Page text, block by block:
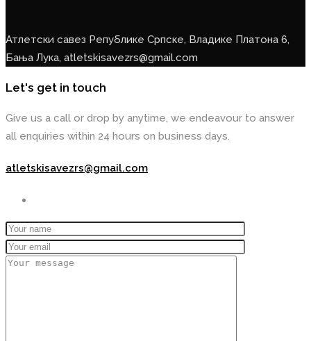
Атлетски савез Републике Српске, Владике Платона 6,
Бања Лука, atletskisavezrs@gmail.com
Let's get in touch
Give us a call or drop by anytime, we endeavour to answer
all enquiries within 24 hours on business days.
atletskisavezrs@gmail.com